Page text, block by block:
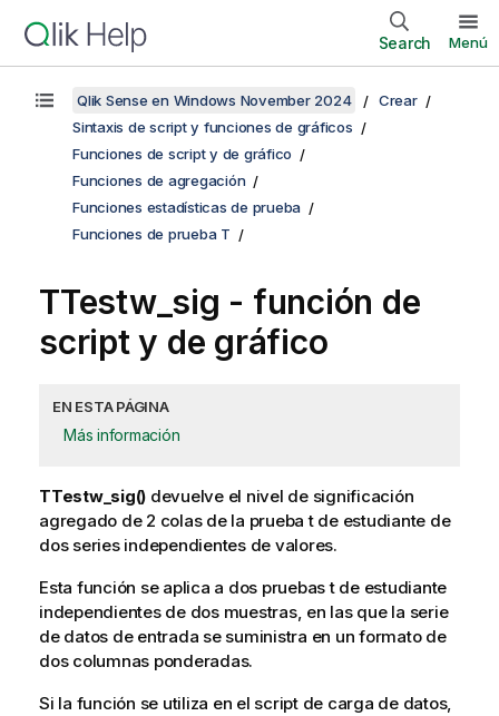
Search Menú
Qlik Sense en Windows November 2024
Crear
Sintaxis de script y funciones de gráficos
Funciones de script y de gráfico
Funciones de agregación
Funciones estadísticas de prueba
Funciones de prueba T
TTestw_sig - función de
script y de gráfico
EN ESTA PÁGINA
Más información
TTestw_sig() devuelve el nivel de significación
agregado de 2 colas de la prueba t de estudiante de
dos series independientes de valores.
Esta función se aplica a dos pruebas t de estudiante
independientes de dos muestras, en las que la serie
de datos de entrada se suministra en un formato de
dos columnas ponderadas.
Si la función se utiliza en el script de carga de datos,